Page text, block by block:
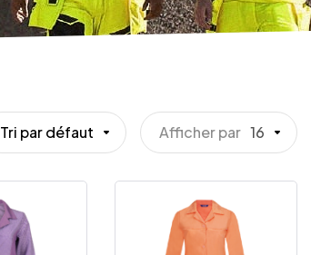
Tri par défaut Afficher par 16